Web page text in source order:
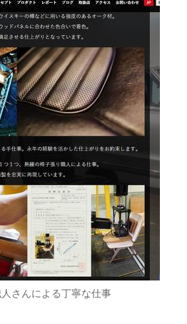
さんによる丁寧な仕事